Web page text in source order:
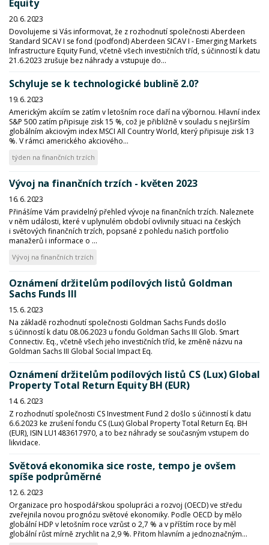
Equity
20. 6. 2023
Dovolujeme si Vás informovat, že z rozhodnutí společnosti Aberdeen
Standard SICAV I se fond (podfond) Aberdeen SICAV I - Emerging Markets
Infrastructure Equity Fund, včetně všech investičních tříd, s účinností k datu
21.6.2023 zrušuje bez náhrady a vstupuje do...
Schyluje se k technologické bublině 2.0?
19. 6. 2023
Americkým akciím se zatím v letošním roce daří na výbornou. Hlavní index
S&P 500 zatím připisuje zisk 15 %, což je přibližně v souladu s nejširším
globálním akciovým index MSCI All Country World, který připisuje zisk 13
%. V rámci amerického akciového...
týden na finančních trzích
Vývoj na finančních trzích - květen 2023
16. 6. 2023
Přinášíme Vám pravidelný přehled vývoje na finančních trzích. Naleznete
v něm události, které v uplynulém období ovlivnily situaci na českých
i světových finančních trzích, popsané z pohledu našich portfolio
manažerů i informace o ...
Vývoj na finančních trzích
Oznámení držitelům podílových listů Goldman
Sachs Funds III
15. 6. 2023
Na základě rozhodnutí společnosti Goldman Sachs Funds došlo
s účinností k datu 08.06.2023 u fondu Goldman Sachs III Glob. Smart
Connectiv. Eq., včetně všech jeho investičních tříd, ke změně názvu na
Goldman Sachs III Global Social Impact Eq.
Oznámení držitelům podílových listů CS (Lux) Global
Property Total Return Equity BH (EUR)
14. 6. 2023
Z rozhodnutí společnosti CS Investment Fund 2 došlo s účinností k datu
6.6.2023 ke zrušení fondu CS (Lux) Global Property Total Return Eq. BH
(EUR), ISIN LU1483617970, a to bez náhrady se současným vstupem do
likvidace.
Světová ekonomika sice roste, tempo je ovšem
spíše podprůměrné
12. 6. 2023
Organizace pro hospodářskou spolupráci a rozvoj (OECD) ve středu
zveřejnila novou prognózu světové ekonomiky. Podle OECD by mělo
globální HDP v letošním roce vzrůst o 2,7 % a v příštím roce by měl
globální růst mírně zrychlit na 2,9 %. Přitom hlavním a jednoznačným...